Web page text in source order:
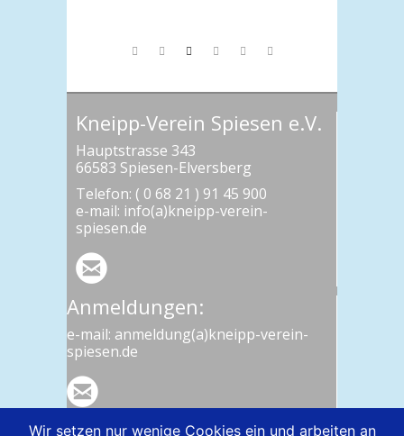
Kneipp-Verein Spiesen e.V.
Hauptstrasse 343
66583 Spiesen-Elversberg
Telefon: ( 0 68 21 ) 91 45 900
e-mail: info(a)kneipp-verein-
spiesen.de
Anmeldungen:
e-mail: anmeldung(a)kneipp-verein-
spiesen.de
Wir setzen nur wenige Cookies ein und arbeiten an